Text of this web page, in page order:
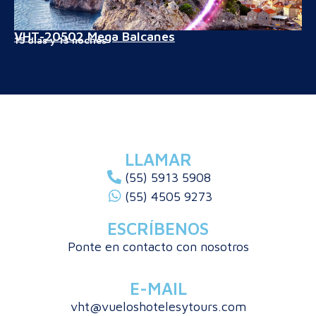
VHT-20502 Mega Balcanes
15 días y 13 noches
LLAMAR
(55) 5913 5908
(55) 4505 9273
ESCRÍBENOS
Ponte en contacto con nosotros
E-MAIL
vht@vueloshotelesytours.com